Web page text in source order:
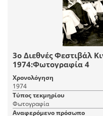
3ο Διεθνές Φεστιβάλ
1974:Φωτογραφία 4
Χρονολόγηση
1974
Τύπος τεκμηρίου
Φωτογραφία
Αναφερόμενο πρόσωπο